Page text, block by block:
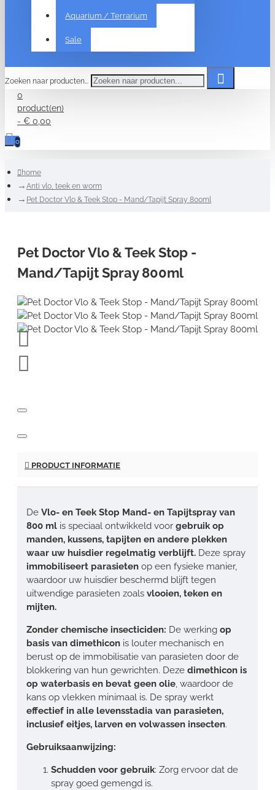
Aquarium / Terrarium
Sale
Zoeken naar producten...
0
product(en)
- € 0,00
0
home
Anti vlo, teek en worm
Pet Doctor Vlo & Teek Stop - Mand/Tapijt Spray 800ml
Pet Doctor Vlo & Teek Stop -
Mand/Tapijt Spray 800ml
PRODUCT INFORMATIE
De Vlo- en Teek Stop Mand- en Tapijtspray van
800 ml is speciaal ontwikkeld voor gebruik op
manden, kussens, tapijten en andere plekken
waar uw huisdier regelmatig verblijft. Deze spray
immobiliseert parasieten op een fysieke manier,
waardoor uw huisdier beschermd blijft tegen
uitwendige parasieten zoals vlooien, teken en
mijten.
Zonder chemische insecticiden: De werking op
basis van dimethicon is louter mechanisch en
berust op de immobilisatie van parasieten door de
blokkering van hun gewrichten. Deze dimethicon is
op waterbasis en bevat geen olie, waardoor de
kans op vlekken minimaal is. De spray werkt
effectief in alle levensstadia van parasieten,
inclusief eitjes, larven en volwassen insecten.
Gebruiksaanwijzing:
Schudden voor gebruik: Zorg ervoor dat de
spray goed gemengd is.